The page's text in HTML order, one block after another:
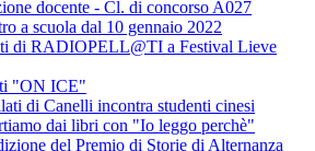
docente - Cl. di concorso A027
a scuola dal 10 gennaio 2022
di RADIOPELL@TI a Festival Lieve
"ON ICE"
di Canelli incontra studenti cinesi
dai libri con "Io leggo perchè"
del Premio di Storie di Alternanza